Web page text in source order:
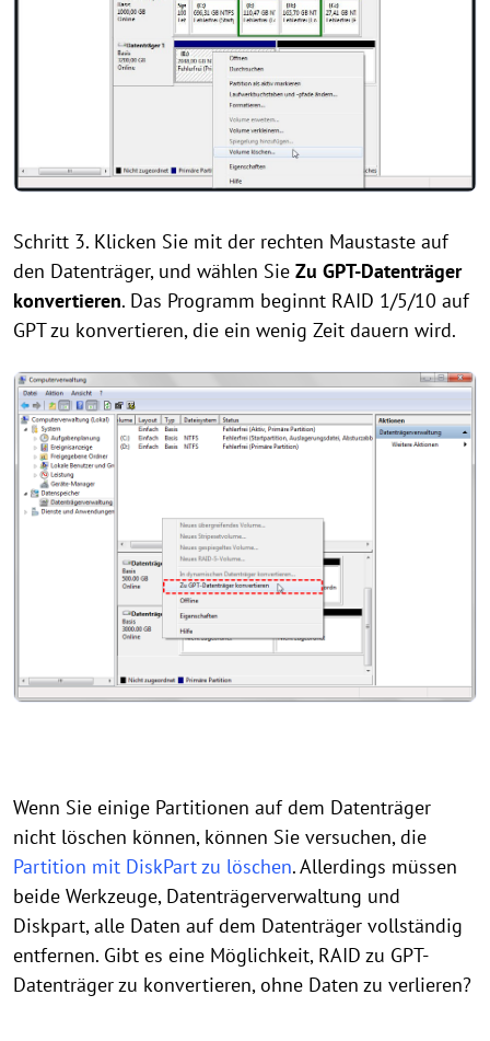
Schritt 3. Klicken Sie mit der rechten Maustaste auf
den Datenträger, und wählen Sie Zu GPT-Datenträger
konvertieren. Das Programm beginnt RAID 1/5/10 auf
GPT zu konvertieren, die ein wenig Zeit dauern wird.
Wenn Sie einige Partitionen auf dem Datenträger
nicht löschen können, können Sie versuchen, die
Partition mit DiskPart zu löschen. Allerdings müssen
beide Werkzeuge, Datenträgerverwaltung und
Diskpart, alle Daten auf dem Datenträger vollständig
entfernen. Gibt es eine Möglichkeit, RAID zu GPT-
Datenträger zu konvertieren, ohne Daten zu verlieren?